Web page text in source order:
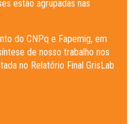
estão agrupadas nas
do CNPq e Fapemig, em
de nosso trabalho nos
no Relatório Final GrisLab